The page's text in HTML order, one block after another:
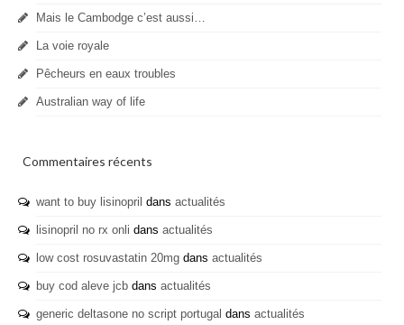
Mais le Cambodge c’est aussi…
La voie royale
Pêcheurs en eaux troubles
Australian way of life
Commentaires récents
want to buy lisinopril dans actualités
lisinopril no rx onli dans actualités
low cost rosuvastatin 20mg dans actualités
buy cod aleve jcb dans actualités
generic deltasone no script portugal dans actualités